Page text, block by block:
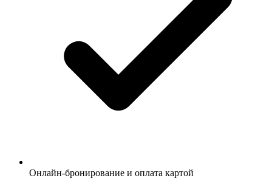
Онлайн-бронирование и оплата картой